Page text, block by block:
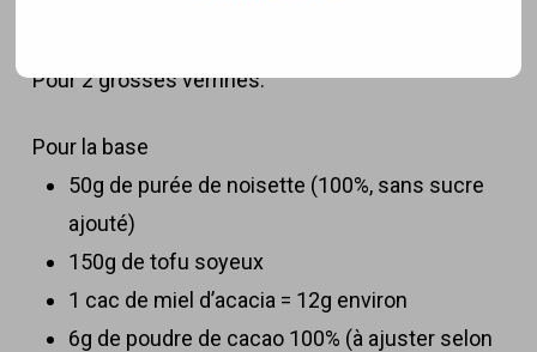
Pour 2 grosses verrines:
Pour la base
50g de purée de noisette (100%, sans sucre
ajouté)
150g de tofu soyeux
1 cac de miel d’acacia = 12g environ
6g de poudre de cacao 100% (à ajuster selon